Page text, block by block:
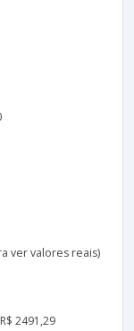
ver valores reais)
2491,29